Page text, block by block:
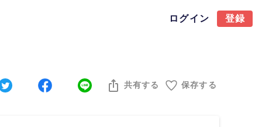
ログイン 登録
共有する 保存する